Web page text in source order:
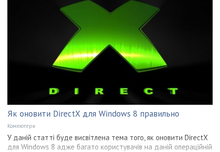
Як оновити DirectX для Windows 8 правильно
Компютери
У даній статті буде висвітлена тема того, як оновити DirectX
для Windows 8 адже багато користувачів на даній операційній